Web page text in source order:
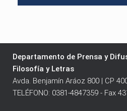
Departamento de Prensa y
Filosofía y Letras
Avda. Benjamín Aráoz 800 | CP
TELÉFONO: 0381-4847359 - Fax